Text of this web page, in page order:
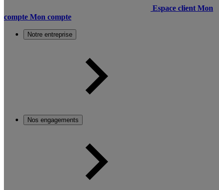
Espace client Mon
compte Mon compte
Notre entreprise
Nos engagements